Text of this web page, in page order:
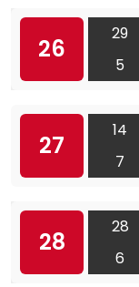
26
29
5
27
14
7
28
28
6